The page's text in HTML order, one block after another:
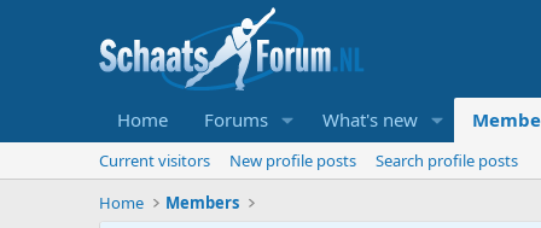
Home Forums What's new
Current visitors New profile posts
Search profile posts
Home
Members